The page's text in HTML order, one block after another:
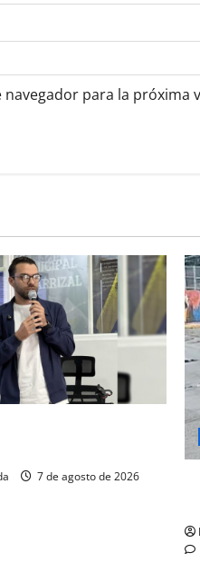
para la próxima
7 de agosto de 2026